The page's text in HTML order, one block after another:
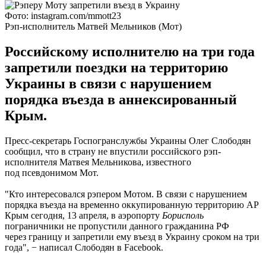
Фото: instagram.com/mmott23
Рэп-исполнитель Матвей Мельников (Мот)
Российскому исполнителю на три года
запретили поездки на территорию
Украины в связи с нарушением
порядка въезда в аннексированный
Крым.
Пресс-секретарь Госпогранслужбы Украины Олег Слободян
сообщил, что в страну не впустили российского рэп-
исполнителя Матвея Мельникова, известного
под псевдонимом Мот.
"Кто интересовался рэпером Мотом. В связи с нарушением
порядка въезда на временно оккупированную территорию АР
Крым сегодня, 13 апреля, в аэропорту Борисполь
пограничники не пропустили данного гражданина РФ
через границу и запретили ему въезд в Украину сроком на три
года", − написал Слободян в Facebook.